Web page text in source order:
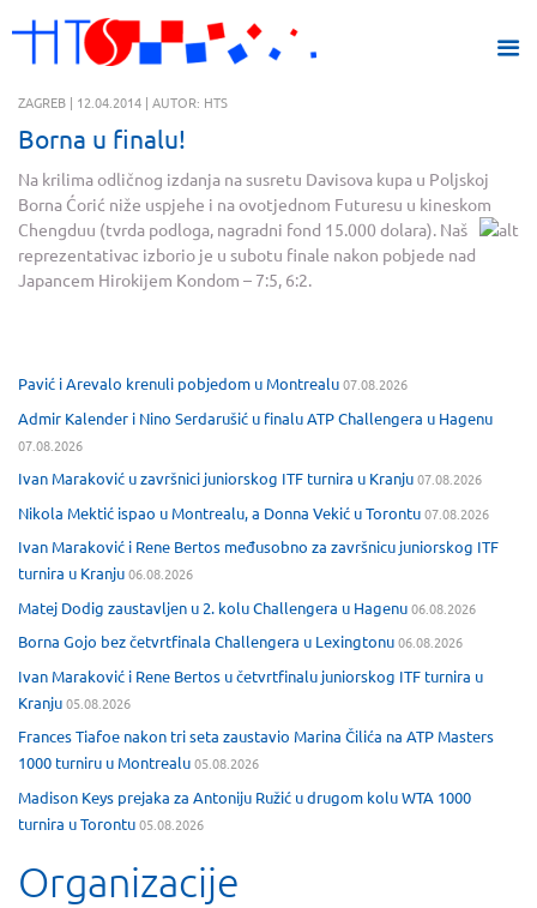
ZAGREB | 12.04.2014 | AUTOR: HTS
Borna u finalu!
Na krilima odličnog izdanja na susretu Davisova kupa u Poljskoj
Borna Ćorić niže uspjehe i na ovotjednom Futuresu u kineskom
Chengduu (tvrda podloga, nagradni fond 15.000 dolara). Naš
reprezentativac izborio je u subotu finale nakon pobjede nad
Japancem Hirokijem Kondom – 7:5, 6:2.
Pavić i Arevalo krenuli pobjedom u Montrealu07.08.2026
Admir Kalender i Nino Serdarušić u finalu ATP Challengera u Hagenu
07.08.2026
Ivan Maraković u završnici juniorskog ITF turnira u Kranju07.08.2026
Nikola Mektić ispao u Montrealu, a Donna Vekić u Torontu07.08.2026
Ivan Maraković i Rene Bertos međusobno za završnicu juniorskog ITF
turnira u Kranju06.08.2026
Matej Dodig zaustavljen u 2. kolu Challengera u Hagenu06.08.2026
Borna Gojo bez četvrtfinala Challengera u Lexingtonu06.08.2026
Ivan Maraković i Rene Bertos u četvrtfinalu juniorskog ITF turnira u
Kranju05.08.2026
Frances Tiafoe nakon tri seta zaustavio Marina Čilića na ATP Masters
1000 turniru u Montrealu05.08.2026
Madison Keys prejaka za Antoniju Ružić u drugom kolu WTA 1000
turnira u Torontu05.08.2026
Organizacije